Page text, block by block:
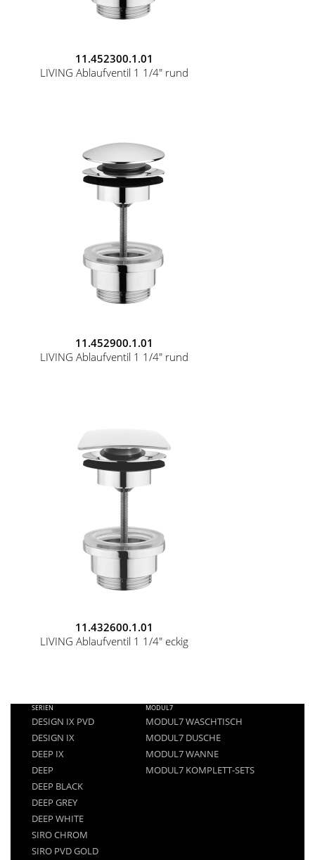
11.452300.1.01
LIVING Ablaufventil 1 1/4" rund
11.452900.1.01
LIVING Ablaufventil 1 1/4" rund
11.432600.1.01
LIVING Ablaufventil 1 1/4" eckig
FOOTER
MENU
SERIEN
DESIGN IX PVD
DESIGN IX
DEEP IX
DEEP
DEEP BLACK
DEEP GREY
DEEP WHITE
SIRO CHROM
SIRO PVD GOLD
MODUL7
MODUL7 WASCHTISCH
MODUL7 DUSCHE
MODUL7 WANNE
MODUL7 KOMPLETT-SETS